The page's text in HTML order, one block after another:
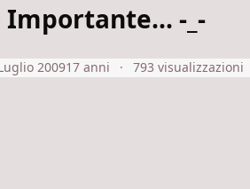
Importante... -_-
200917 anni 793 visualizzazioni